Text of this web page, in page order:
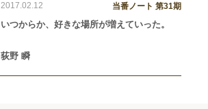
2017.02.12 当番ノート 第31期
いつからか、好きな場所が増えていった。
荻野 瞬